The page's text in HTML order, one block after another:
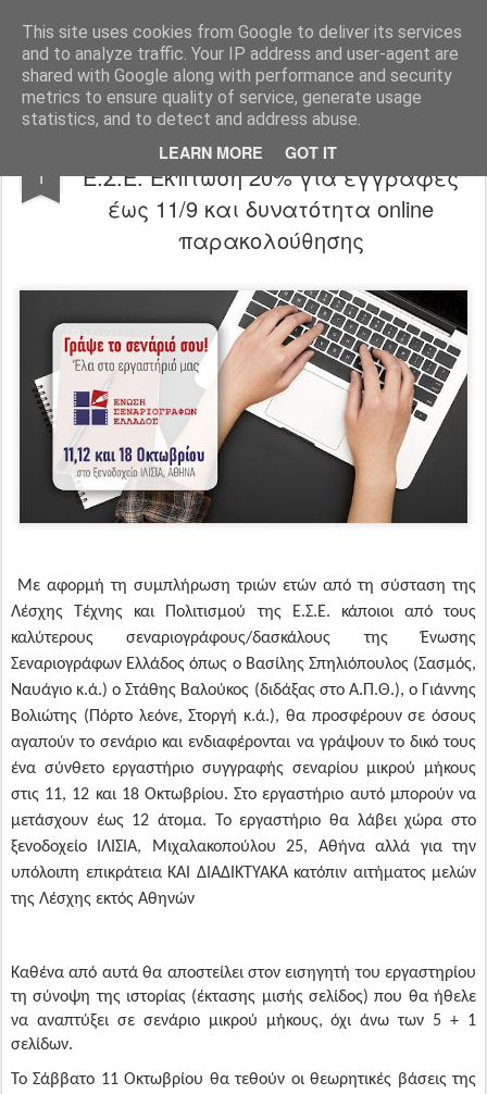
This site uses cookies from Google to deliver its services
and to analyze traffic. Your IP address and user-agent are
shared with Google along with performance and security
metrics to ensure quality of service, generate usage
statistics, and to detect and address abuse.
LEARN MORE GOT IT
"Ερασιτέχνες Άνθρωποι"
Blog Info DreamCity Φιλικά Sites
1
Γράψε το δικό σου σενάριο με την
Ε.Σ.Ε. Έκπτωση 20% για εγγραφές
έως 11/9 και δυνατότητα online
παρακολούθησης
Με αφορμή τη συμπλήρωση τριών ετών από τη σύσταση της
Λέσχης Τέχνης και Πολιτισμού της Ε.Σ.Ε. κάποιοι από τους
καλύτερους σεναριογράφους/δασκάλους της Ένωσης
Σεναριογράφων Ελλάδος όπως ο Βασίλης Σπηλιόπουλος (Σασμός,
Ναυάγιο κ.ά.) ο Στάθης Βαλούκος (διδάξας στο Α.Π.Θ.), ο Γιάννης
Βολιώτης (Πόρτο λεόνε, Στοργή κ.ά.), θα προσφέρουν σε όσους
αγαπούν το σενάριο και ενδιαφέρονται να γράψουν το δικό τους
ένα σύνθετο εργαστήριο συγγραφής σεναρίου μικρού μήκους
στις 11, 12 και 18 Οκτωβρίου. Στο εργαστήριο αυτό μπορούν να
μετάσχουν έως 12 άτομα. Το εργαστήριο θα λάβει χώρα στο
ξενοδοχείο ΙΛΙΣΙΑ, Μιχαλακοπούλου 25, Αθήνα αλλά για την
υπόλοιπη επικράτεια ΚΑΙ ΔΙΑΔΙΚΤΥΑΚΑ κατόπιν αιτήματος μελών
της Λέσχης εκτός Αθηνών
Καθένα από αυτά θα αποστείλει στον εισηγητή του εργαστηρίου
τη σύνοψη της ιστορίας (έκτασης μισής σελίδος) που θα ήθελε
να αναπτύξει σε σενάριο μικρού μήκους, όχι άνω των 5 + 1
σελίδων.
Το Σάββατο 11 Οκτωβρίου θα τεθούν οι θεωρητικές βάσεις της